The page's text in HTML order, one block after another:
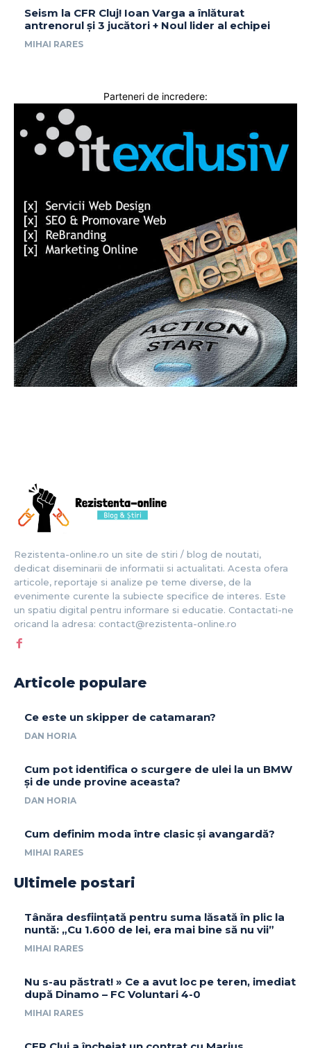
Seism la CFR Cluj! Ioan Varga a înlăturat
antrenorul și 3 jucători + Noul lider al echipei
MIHAI RARES
Parteneri de incredere:
Rezistenta-online.ro un site de stiri / blog de noutati,
dedicat diseminarii de informatii si actualitati. Acesta ofera
articole, reportaje si analize pe teme diverse, de la
evenimente curente la subiecte specifice de interes. Este
un spatiu digital pentru informare si educatie. Contactati-ne
oricand la adresa: contact@rezistenta-online.ro
Articole populare
Ce este un skipper de catamaran?
DAN HORIA
Cum pot identifica o scurgere de ulei la un BMW
și de unde provine aceasta?
DAN HORIA
Cum definim moda între clasic și avangardă?
MIHAI RARES
Ultimele postari
Tânăra desființată pentru suma lăsată în plic la
nuntă: „Cu 1.600 de lei, era mai bine să nu vii”
MIHAI RARES
Nu s-au păstrat! » Ce a avut loc pe teren, imediat
după Dinamo – FC Voluntari 4-0
MIHAI RARES